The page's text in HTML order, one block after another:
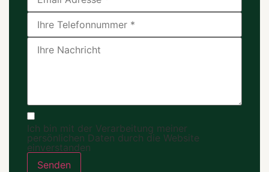
Ich bin mit der Verarbeitung meiner
persönlichen Daten durch die Website
einverstanden
Senden